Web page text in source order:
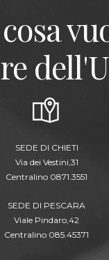
SEDE DI CHIETI
Via dei Vestini,31
Centralino 0871.3551
SEDE DI PESCARA
Viale Pindaro,42
Centralino 085.45371